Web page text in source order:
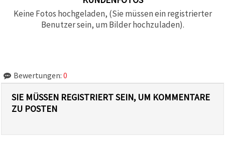
Keine Fotos hochgeladen, (Sie müssen ein registrierter
Benutzer sein, um Bilder hochzuladen).
Bewertungen: 0
SIE MÜSSEN REGISTRIERT SEIN, UM KOMMENTARE
ZU POSTEN